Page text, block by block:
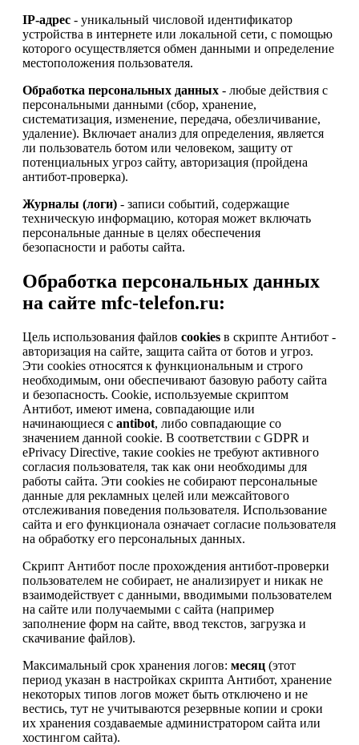
IP-адрес - уникальный числовой идентификатор
устройства в интернете или локальной сети, с помощью
которого осуществляется обмен данными и определение
местоположения пользователя.
Обработка персональных данных - любые действия с
персональными данными (сбор, хранение,
систематизация, изменение, передача, обезличивание,
удаление). Включает анализ для определения, является
ли пользователь ботом или человеком, защиту от
потенциальных угроз сайту, авторизация (пройдена
антибот-проверка).
Журналы (логи) - записи событий, содержащие
техническую информацию, которая может включать
персональные данные в целях обеспечения
безопасности и работы сайта.
Обработка персональных данных
на сайте mfc-telefon.ru:
Цель использования файлов cookies в скрипте Антибот -
авторизация на сайте, защита сайта от ботов и угроз.
Эти cookies относятся к функциональным и строго
необходимым, они обеспечивают базовую работу сайта
и безопасность. Cookie, используемые скриптом
Антибот, имеют имена, совпадающие или
начинающиеся с antibot, либо совпадающие со
значением данной cookie. В соответствии с GDPR и
ePrivacy Directive, такие cookies не требуют активного
согласия пользователя, так как они необходимы для
работы сайта. Эти cookies не собирают персональные
данные для рекламных целей или межсайтового
отслеживания поведения пользователя. Использование
сайта и его функционала означает согласие пользователя
на обработку его персональных данных.
Скрипт Антибот после прохождения антибот-проверки
пользователем не собирает, не анализирует и никак не
взаимодействует с данными, вводимыми пользователем
на сайте или получаемыми с сайта (например
заполнение форм на сайте, ввод текстов, загрузка и
скачивание файлов).
Максимальный срок хранения логов: месяц (этот
период указан в настройках скрипта Антибот, хранение
некоторых типов логов может быть отключено и не
вестись, тут не учитываются резервные копии и сроки
их хранения создаваемые администратором сайта или
хостингом сайта).